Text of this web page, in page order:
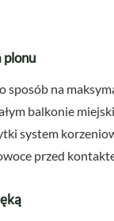
plonu
na
balkonie
system
przed